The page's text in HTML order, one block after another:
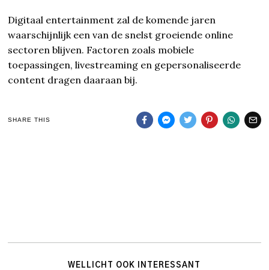
Digitaal entertainment zal de komende jaren
waarschijnlijk een van de snelst groeiende online
sectoren blijven. Factoren zoals mobiele
toepassingen, livestreaming en gepersonaliseerde
content dragen daaraan bij.
SHARE THIS
WELLICHT OOK INTERESSANT